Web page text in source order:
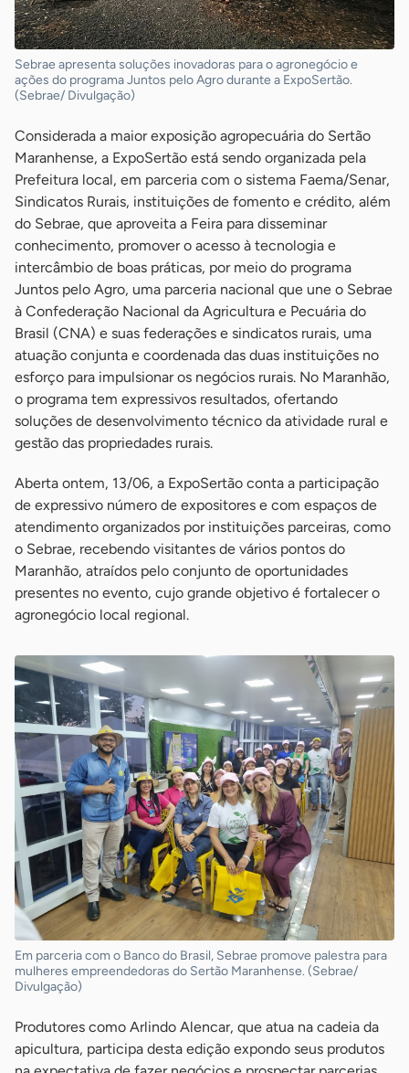
Sebrae apresenta soluções inovadoras para o agronegócio e
ações do programa Juntos pelo Agro durante a ExpoSertão.
(Sebrae/ Divulgação)
Considerada a maior exposição agropecuária do Sertão
Maranhense, a ExpoSertão está sendo organizada pela
Prefeitura local, em parceria com o sistema Faema/Senar,
Sindicatos Rurais, instituições de fomento e crédito, além
do Sebrae, que aproveita a Feira para disseminar
conhecimento, promover o acesso à tecnologia e
intercâmbio de boas práticas, por meio do programa
Juntos pelo Agro, uma parceria nacional que une o Sebrae
à Confederação Nacional da Agricultura e Pecuária do
Brasil (CNA) e suas federações e sindicatos rurais, uma
atuação conjunta e coordenada das duas instituições no
esforço para impulsionar os negócios rurais. No Maranhão,
o programa tem expressivos resultados, ofertando
soluções de desenvolvimento técnico da atividade rural e
gestão das propriedades rurais.
Aberta ontem, 13/06, a ExpoSertão conta a participação
de expressivo número de expositores e com espaços de
atendimento organizados por instituições parceiras, como
o Sebrae, recebendo visitantes de vários pontos do
Maranhão, atraídos pelo conjunto de oportunidades
presentes no evento, cujo grande objetivo é fortalecer o
agronegócio local regional.
Em parceria com o Banco do Brasil, Sebrae promove palestra para
mulheres empreendedoras do Sertão Maranhense. (Sebrae/
Divulgação)
Produtores como Arlindo Alencar, que atua na cadeia da
apicultura, participa desta edição expondo seus produtos